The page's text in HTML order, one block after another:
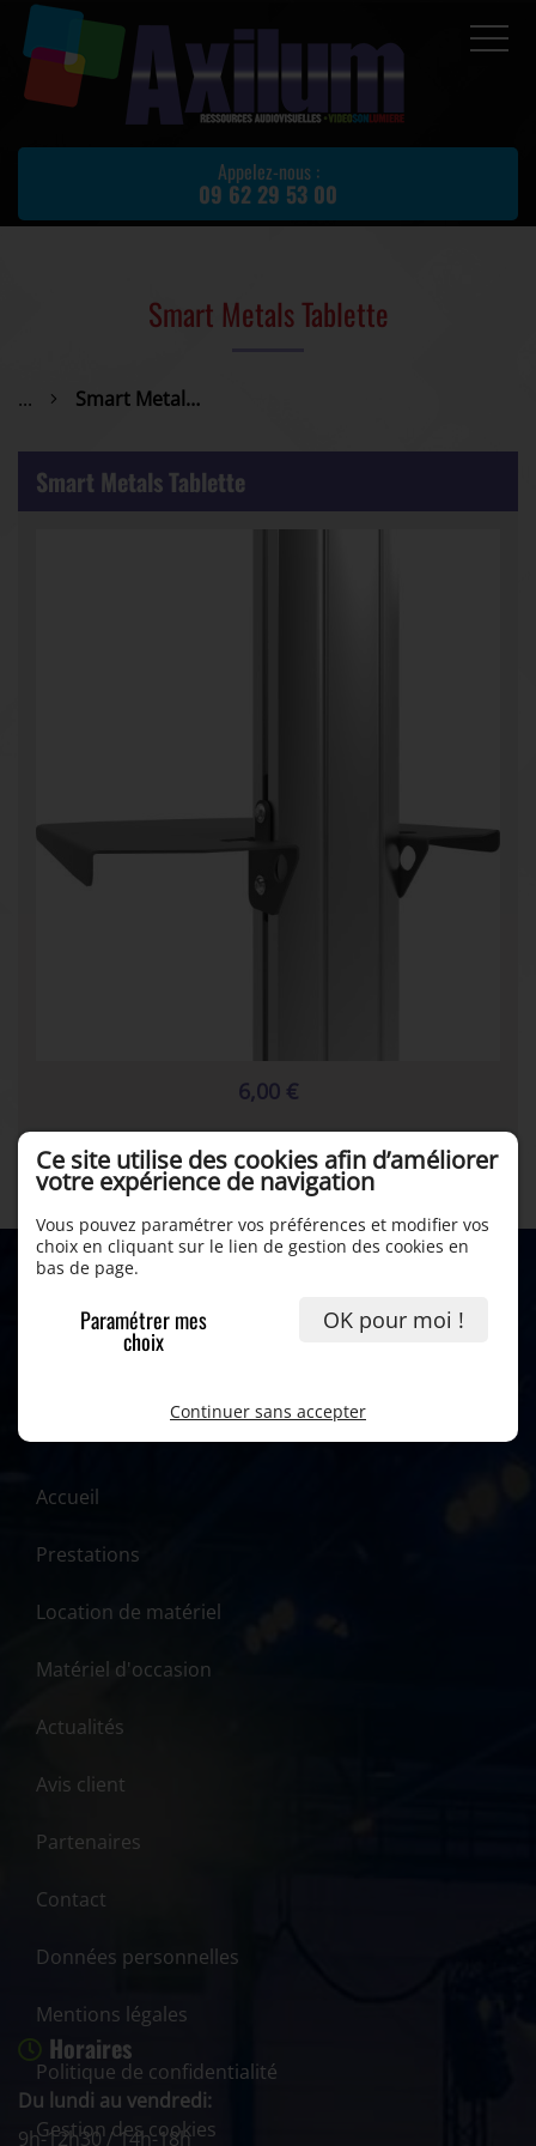
Appelez-nous :
09 62 29 53 00
Accueil
Prestations
Location de matériel
Avis client
Smart Metals Tablette
... Smart Metals Tablette
Smart Metals Tablette
6,00 €
Tablette pour pied plasma Smart Metals
Accueil
Prestations
Location de matériel
Matériel d'occasion
Actualités
Avis client
Partenaires
Contact
Données personnelles
Mentions légales
Politique de confidentialité
Gestion des cookies
Horaires
Du lundi au vendredi:
9h-12h30 / 14h-18h
Ce site utilise des cookies afin d’améliorer
votre expérience de navigation
Vous pouvez paramétrer vos préférences et modifier vos
choix en cliquant sur le lien de gestion des cookies en
bas de page.
Paramétrer mes
choix
OK pour moi !
Continuer sans accepter